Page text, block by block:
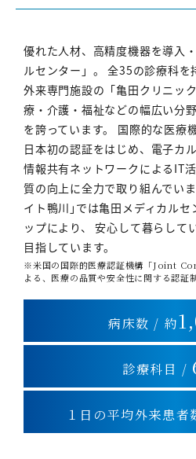
優れた人材、高精度機器を導入
ルセンター」。 全35の診療科を
外来専門施設の「亀田クリニッ
療・介護・福祉などの幅広い分
を誇っています。 国際的な医療
日本初の認証をはじめ、電子カ
情報共有ネットワークによるIT
質の向上に全力で取り組んでい
イト鴨川｣では亀田メディカル
ップにより、 安心して暮らして
目指しています。
※米国の国際的医療認証機構「Joint
よる、医療の品質や安全性に関する認証
病床数 / 約
診療科目 /
１日の平均外来患者